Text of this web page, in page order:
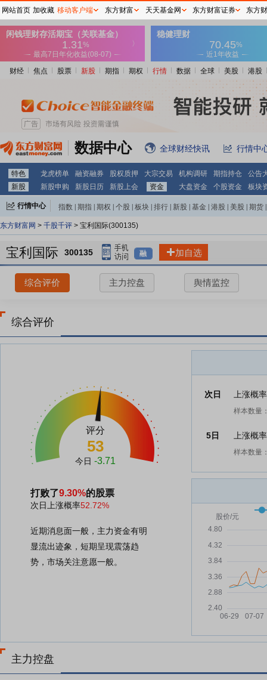
财经 焦点 股票 新股 期指 期权 行情 数据 全球 美股 港股
数据中心 全球财经快讯 行情中
特色 龙虎榜单 融资融券 股权质押 大宗交易 机构调研 期指持仓
公告
新股
新股申购 新股日历 新股上会 资金 大盘资金 个股资金 板块
行情中心 指数 期指 期权 个股 板块 排行 新股 基金 港股 美股 期货
东方财富网 > 千股千评 > 宝利国际(300135)
宝利国际 300135 融 加自选
综合评价 主力控盘 舆情监控
综合评价
评分
53
今日 -3.71
打败了9.30%的股票
次日上涨概率52.72%
近期消息面一般，主力资金有明
显流出迹象，短期呈现震荡趋
势，市场关注意愿一般。
次日 上涨概
样本数量
5日 上涨概
样本数量
主力控盘
网站首页 加收藏 移动客户端 东方财富 天天基金网 东方财富证券 东方